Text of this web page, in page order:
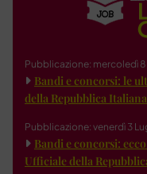
Pubblicazione: mercoledì
Bandi e concorsi: le
della Repubblica
Pubblicazione: venerdì 3
Bandi e concorsi:
Ufficiale della